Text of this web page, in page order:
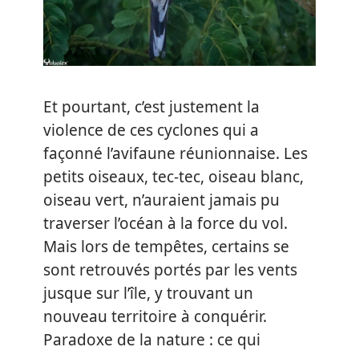
Et pourtant, c’est justement la
violence de ces cyclones qui a
façonné l’avifaune réunionnaise. Les
petits oiseaux, tec-tec, oiseau blanc,
oiseau vert, n’auraient jamais pu
traverser l’océan à la force du vol.
Mais lors de tempêtes, certains se
sont retrouvés portés par les vents
jusque sur l’île, y trouvant un
nouveau territoire à conquérir.
Paradoxe de la nature : ce qui